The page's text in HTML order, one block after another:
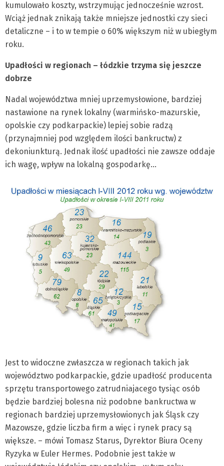
kumulowało koszty, wstrzymując jednocześnie wzrost.
Wciąż jednak znikają także mniejsze jednostki czy sieci
detaliczne – i to w tempie o 60% większym niż w ubiegłym
roku.
Upadłości w regionach – łódzkie trzyma się jeszcze
dobrze
Nadal województwa mniej uprzemysłowione, bardziej
nastawione na rynek lokalny (warmińsko-mazurskie,
opolskie czy podkarpackie) lepiej sobie radzą
(przynajmniej pod względem ilości bankructw) z
dekoniunkturą. Jednak ilość upadłości nie zawsze oddaje
ich wagę, wpływ na lokalną gospodarkę…
Jest to widoczne zwłaszcza w regionach takich jak
województwo podkarpackie, gdzie upadłość producenta
sprzętu transportowego zatrudniajacego tysiąc osób
będzie bardziej bolesna niż podobne bankructwa w
regionach bardziej uprzemysłowionych jak Śląsk czy
Mazowsze, gdzie liczba firm a więc i rynek pracy są
większe. – mówi Tomasz Starus, Dyrektor Biura Oceny
Ryzyka w Euler Hermes. Podobnie jest także w